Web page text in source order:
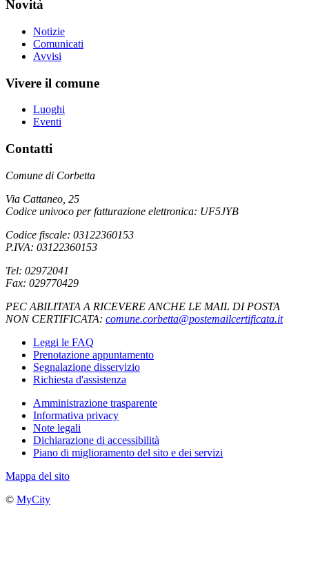
Novità
Notizie
Comunicati
Avvisi
Vivere il comune
Luoghi
Eventi
Contatti
Comune di Corbetta
Via Cattaneo, 25
Codice univoco per fatturazione elettronica: UF5JYB
Codice fiscale: 03122360153
P.IVA: 03122360153
Tel: 02972041
Fax: 029770429
PEC ABILITATA A RICEVERE ANCHE LE MAIL DI POSTA
NON CERTIFICATA: comune.corbetta@postemailcertificata.it
Leggi le FAQ
Prenotazione appuntamento
Segnalazione disservizio
Richiesta d'assistenza
Amministrazione trasparente
Informativa privacy
Note legali
Dichiarazione di accessibilità
Piano di miglioramento del sito e dei servizi
Mappa del sito
© MyCity